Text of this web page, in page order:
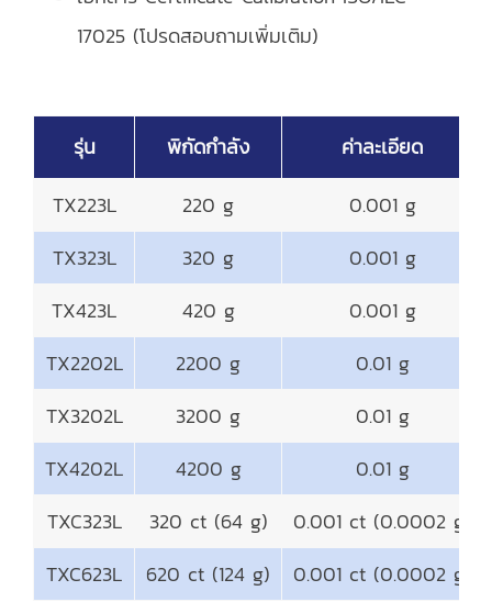
17025 (โปรดสอบถามเพิ่มเติม)
รุ่น พิกัดกำลัง
ค่าละเอียด
TX223L
220 g
0.001 g
TX323L
320 g
0.001 g
TX423L
420 g
0.001 g
TX2202L
2200 g
0.01 g
TX3202L
3200 g
0.01 g
TX4202L
4200 g
0.01 g
TXC323L
320 ct (64 g)
0.001 ct (0.0002 g)
TXC623L
620 ct (124 g) 0.001 ct (0.0002 g)